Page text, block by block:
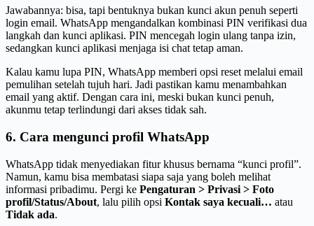
Jawabannya: bisa, tapi bentuknya bukan kunci akun penuh seperti
login email. WhatsApp mengandalkan kombinasi PIN verifikasi dua
langkah dan kunci aplikasi. PIN mencegah login ulang tanpa izin,
sedangkan kunci aplikasi menjaga isi chat tetap aman.
Kalau kamu lupa PIN, WhatsApp memberi opsi reset melalui email
pemulihan setelah tujuh hari. Jadi pastikan kamu menambahkan
email yang aktif. Dengan cara ini, meski bukan kunci penuh,
akunmu tetap terlindungi dari akses tidak sah.
6. Cara mengunci profil WhatsApp
WhatsApp tidak menyediakan fitur khusus bernama “kunci profil”.
Namun, kamu bisa membatasi siapa saja yang boleh melihat
informasi pribadimu. Pergi ke Pengaturan > Privasi > Foto
profil/Status/About, lalu pilih opsi Kontak saya kecuali… atau
Tidak ada.